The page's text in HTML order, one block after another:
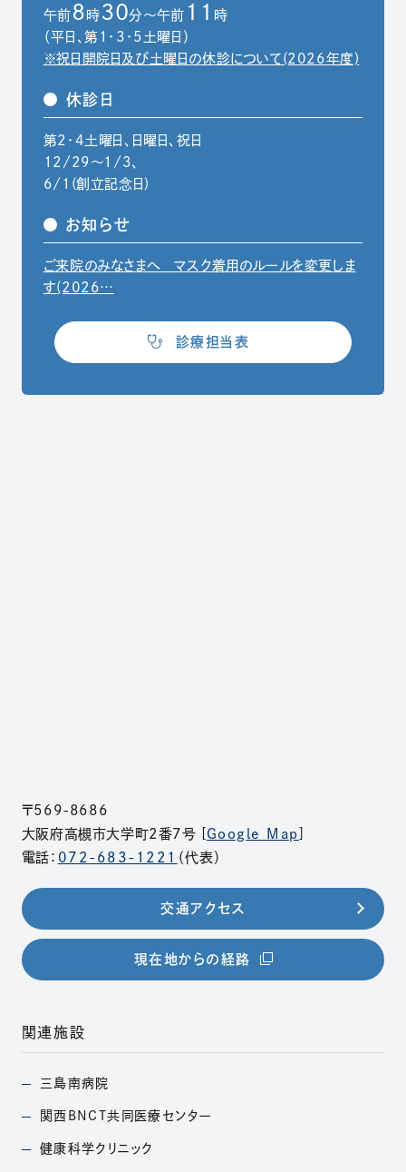
午前 8 時 30分～午前 11
時
（平日、第1・3・5土曜日）
※祝日開院日及び土曜日の休診について(2026年度)
休診日
第2・4土曜日、日曜日、祝日
12/29〜1/3、
6/1(創立記念日)
お知らせ
ご来院のみなさまへ マスク着用のルールを変更しま
す(2026…
診療担当表
（別ウィンドウで開きます）
〒569-8686
大阪府高槻市大学町2番7号 [ Google Map
電話： 072-683-1221 （代表）
交通アクセス
現在地からの経路 （別ウィンドウで開きま
関連施設
三島南病院
（別ウィンドウで開きます）
関西BNCT共同医療 センター
（別ウィンドウで開きます）
健康科学クリニック
（別ウィンドウで開きます）